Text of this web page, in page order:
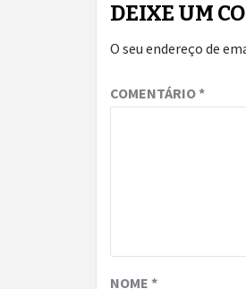
DEIXE UM
O seu endereço de
COMENTÁRIO*
NOME *